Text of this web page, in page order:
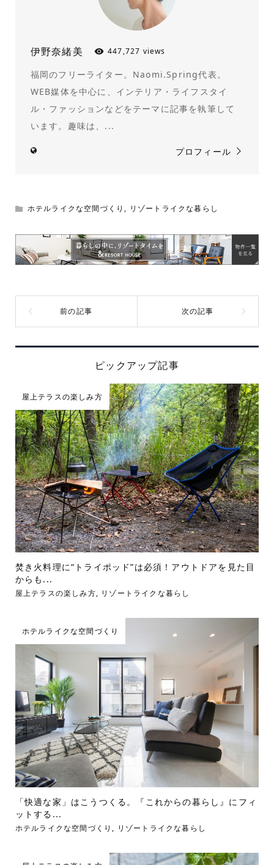
伊野奈緒美 447,727 views
福岡のフリーライター。Naomi.Spring代表。
WEB媒体を中心に、インテリア・ライフスタイ
ル・ファッションなどをテーマに記事を執筆して
います。趣味は、...
プロフィール
ホテルライクな空間づくり , リゾートライクな暮らし
ピックアップ記事
屋上テラスの楽しみ方
焚き火料理に“トライポッド”は必須！アウトドアを見た目
からも...
屋上テラスの楽しみ方, リゾートライクな暮らし
ホテルライクな空間づくり
「快適な家」はこうつくる。『これからの暮らし』にフィ
ットする...
ホテルライクな空間づくり , リゾートライクな暮らし